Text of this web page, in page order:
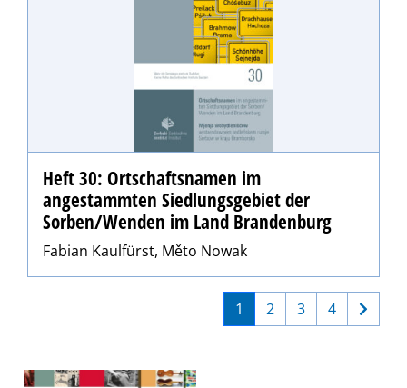
Heft 30: Ortschaftsnamen im
angestammten Siedlungsgebiet der
Sorben/Wenden im Land Brandenburg
Fabian Kaulfürst, Měto Nowak
1 2 3 4